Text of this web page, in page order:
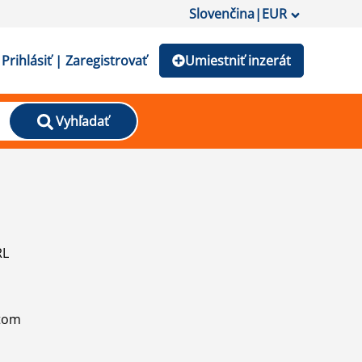
Slovenčina|EUR
Prihlásiť | Zaregistrovať Umiestniť inzerát
Vyhľadať